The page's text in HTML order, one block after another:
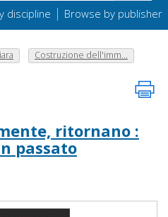
discipline | Browse by publisher
Costruzione dell'imm...
ritornano :
passato